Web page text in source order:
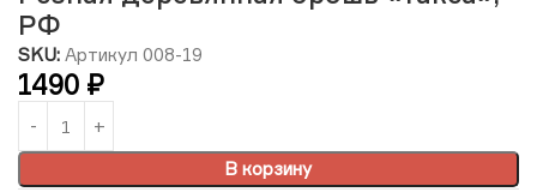
РФ
SKU: Артикул 008-19
1490 ₽
В корзину